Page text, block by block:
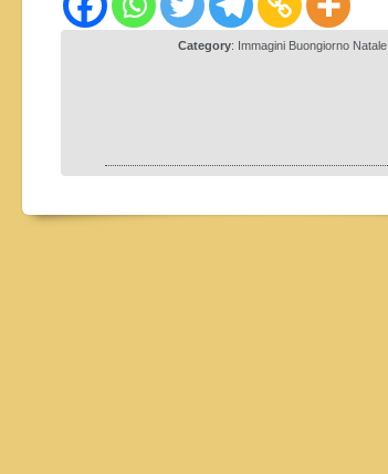
Category: Immagini Buongiorno Natale